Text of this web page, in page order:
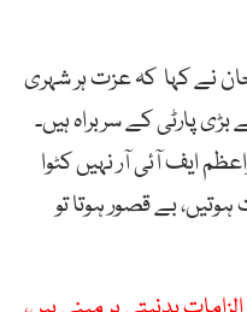
نے کہا کہ عزت ہر شہری
پارٹی کے سربراہ ہیں۔
ایف آئی آر نہیں کٹوا
بے قصور ہوتا تو